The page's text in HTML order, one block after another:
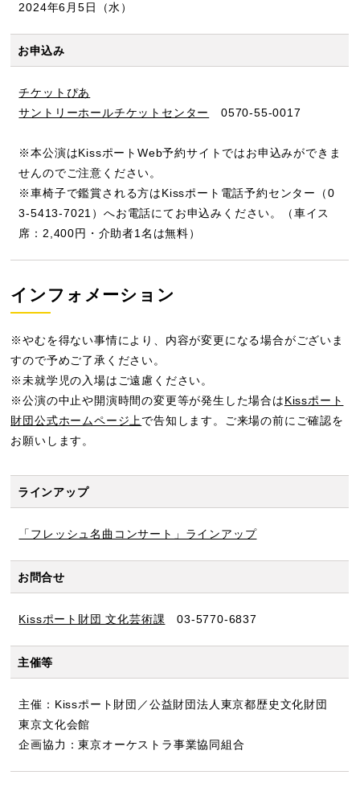
2024年6月5日（水）
お申込み
チケットぴあ
サントリーホールチケットセンター
0570-55-0017
※本公演はKissポートWeb予約サイトではお申込みができま
せんのでご注意ください。
※車椅子で鑑賞される方はKissポート電話予約センター（0
3-5413-7021）へお電話にてお申込みください。（車イス
席：2,400円・介助者1名は無料）
インフォメーション
※やむを得ない事情により、内容が変更になる場合がございま
すので予めご了承ください。
※未就学児の入場はご遠慮ください。
※公演の中止や開演時間の変更等が発生した場合はKissポート
財団公式ホームページ上で告知します。ご来場の前にご確認を
お願いします。
ラインアップ
「フレッシュ名曲コンサート」ラインアップ
お問合せ
Kissポート財団 文化芸術課 03-5770-6837
主催等
主催：Kissポート財団／公益財団法人東京都歴史文化財団
東京文化会館
企画協力：東京オーケストラ事業協同組合